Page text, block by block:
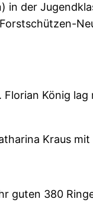
der
König
Kraus
guten 380